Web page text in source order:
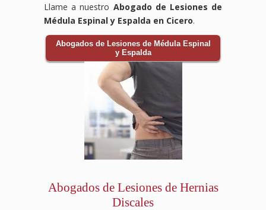
Llame a nuestro Abogado de Lesiones de
Médula Espinal y Espalda en Cicero.
Abogados de Lesiones de Médula Espinal
y Espalda
Abogados de Lesiones de Hernias
Discales